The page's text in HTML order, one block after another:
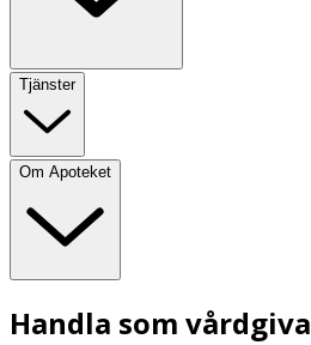
Tjänster
Om Apoteket
Handla som